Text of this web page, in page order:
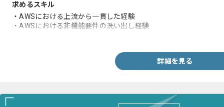
求めるスキル
・AWSにおける上流から一貫した経験
・AWSにおける非機能要件の洗い出し経験
詳細を見る